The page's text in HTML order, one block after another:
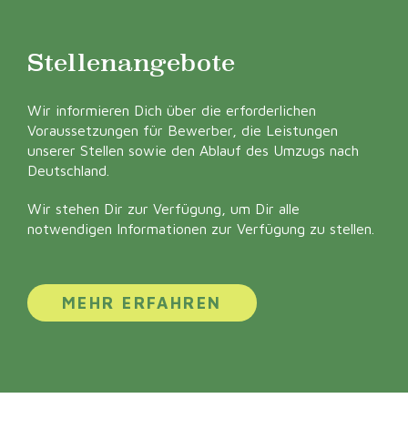
Stellenangebote
Wir informieren Dich über die erforderlichen
Voraussetzungen für Bewerber, die Leistungen
unserer Stellen sowie den Ablauf des Umzugs nach
Deutschland.
Wir stehen Dir zur Verfügung, um Dir alle
notwendigen Informationen zur Verfügung zu stellen.
MEHR ERFAHREN